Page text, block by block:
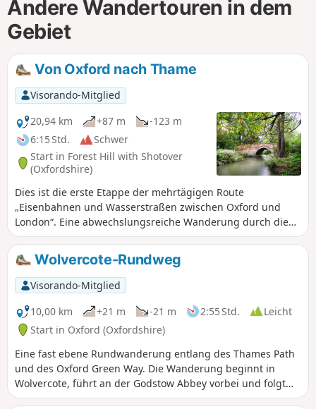
Andere Wandertouren in dem
Gebiet
Von Oxford nach Thame
Visorando-Mitglied
20,94 km
+87 m
-123 m
6:15 Std.
Schwer
Start in Forest Hill with Shotover
(Oxfordshire)
Dies ist die erste Etappe der mehrtägigen Route
„Eisenbahnen und Wasserstraßen zwischen Oxford und
London“. Eine abwechslungsreiche Wanderung durch die
Landschaft, die offenes Ackerland, gepflegte Parkanlagen
und einen weltberühmten Golfplatz miteinander verbindet.
Zu den Höhepunkten zählen das Waterperry House und die
Gärten, der erste Blick auf den Fluss Thame an der Bow
Bridge sowie die Rycote Chapel.
Wolvercote-Rundweg
Visorando-Mitglied
10,00 km
+21 m -21 m 2:55 Std.
Leicht
Start in Oxford (Oxfordshire)
Eine fast ebene Rundwanderung entlang des Thames Path
und des Oxford Green Way. Die Wanderung beginnt in
Wolvercote, führt an der Godstow Abbey vorbei und folgt
dann dem Ufer der Themse, wobei einige interessante